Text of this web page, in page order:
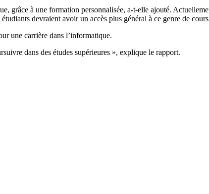
grâce à une formation personnalisée, a-t-elle ajouté.
devraient avoir un accès plus général à ce genre de
une carrière dans l’informatique.
dans des études supérieures », explique le rapport.